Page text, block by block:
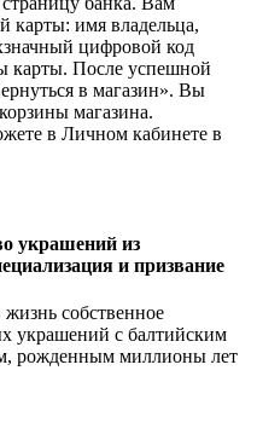
карты: имя владельца,
цифровой код
карты. После успешной
в магазин». Вы
магазина.
в Личном кабинете в
украшений из
и призвание
собственное
украшений с балтийским
рожденным миллионы лет